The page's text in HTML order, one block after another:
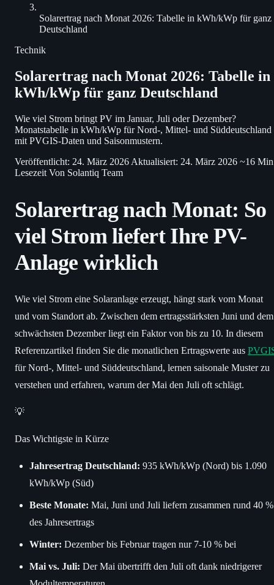
Solarertrag nach Monat 2026: Tabelle in kWh/kWp für ganz
Deutschland
Technik
Solarertrag nach Monat 2026: Tabelle in
kWh/kWp für ganz Deutschland
Wie viel Strom bringt PV im Januar, Juli oder Dezember?
Monatstabelle in kWh/kWp für Nord-, Mittel- und Süddeutschland
mit PVGIS-Daten und Saisonmustern.
Veröffentlicht: 24. März 2026 Aktualisiert: 24. März 2026 ~16
Lesezeit Von Solantiq Team
Solarertrag nach Monat: So
viel Strom liefert Ihre PV-
Anlage wirklich
Wie viel Strom eine Solaranlage erzeugt, hängt stark vom Monat
und vom Standort ab. Zwischen dem ertragsstärksten Juni und dem
schwächsten Dezember liegt ein Faktor von bis zu 10. In diesem
Referenzartikel finden Sie die monatlichen Ertragswerte aus
für Nord-, Mittel- und Süddeutschland, lernen saisonale Muster zu
verstehen und erfahren, warum der Mai den Juli oft schlägt.
💡
Das Wichtigste in Kürze
Jahresertrag Deutschland: 935 kWh/kWp (Nord) bis 1.090
kWh/kWp (Süd)
Beste Monate: Mai, Juni und Juli liefern zusammen rund 40 %
des Jahresertrags
Winter: Dezember bis Februar tragen nur 7-10 % bei
Mai vs. Juli: Der Mai übertrifft den Juli oft dank niedrigerer